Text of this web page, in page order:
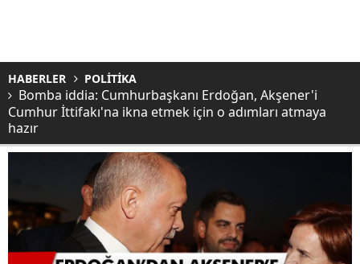
HABERLER POLİTİKA
Bomba iddia: Cumhurbaşkanı Erdoğan, Akşener'i
Cumhur İttifakı'na ikna etmek için o adımları atmaya
hazır